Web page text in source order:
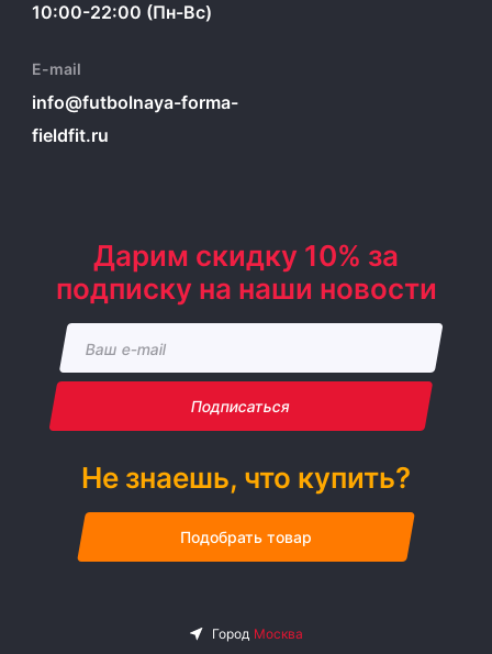
10:00-22:00 (Пн-Вс)
E-mail
info@futbolnaya-forma-
fieldfit.ru
Дарим скидку 10% за
подписку на наши новости
Подписаться
Не знаешь, что купить?
Подобрать товар